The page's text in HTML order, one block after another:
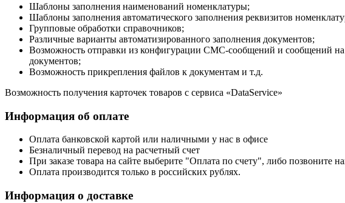
Шаблоны заполнения наименований номенклатуры;
Шаблоны заполнения автоматического заполнения реквизитов
Групповые обработки справочников;
Различные варианты автоматизированного заполнения документов;
Возможность отправки из конфигурации СМС-сообщений и сообщений на
документов;
Возможность прикрепления файлов к документам и т.д.
Возможность получения карточек товаров с сервиса «DataService»
Информация об оплате
Оплата банковской картой или наличными у нас в офисе
Безналичный перевод на расчетный счет
При заказе товара на сайте выберите "Оплата по счету", либо позвоните
Оплата производится только в российских рублях.
Информация о доставке